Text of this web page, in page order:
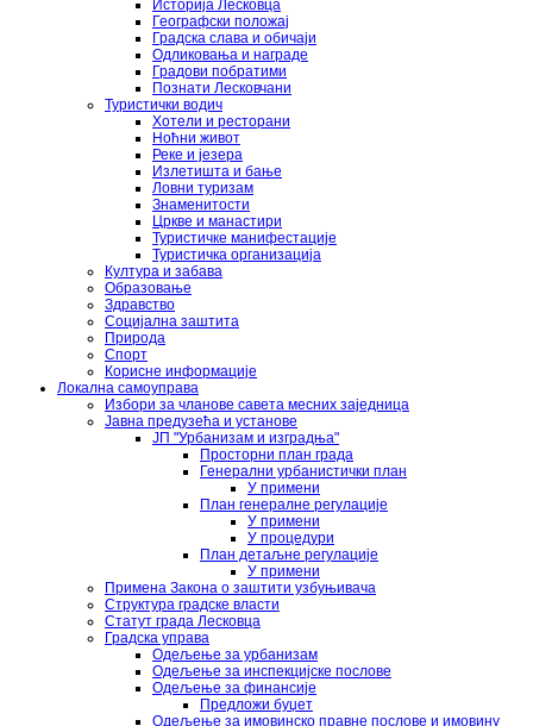
Историја Лесковца
Географски положај
Градска слава и обичаји
Одликовања и награде
Градови побратими
Познати Лесковчани
Туристички водич
Хотели и ресторани
Ноћни живот
Реке и језера
Излетишта и бање
Ловни туризам
Знаменитости
Цркве и манастири
Туристичке манифестације
Туристичка организација
Култура и забава
Образовање
Здравство
Социјална заштита
Природа
Спорт
Корисне информације
Локална самоуправа
Избори за чланове савета месних заједница
Јавна предузећа и установе
ЈП "Урбанизам и изградња"
Просторни план града
Генерални урбанистички план
У примени
План генералне регулације
У примени
У процедури
План детаљне регулације
У примени
Примена Закона о заштити узбуњивача
Структура градске власти
Статут града Лесковца
Градска управа
Одељење за урбанизам
Одељење за инспекцијске послове
Одељење за финансије
Предложи буџет
Одељење за имовинско правне послове и имовину